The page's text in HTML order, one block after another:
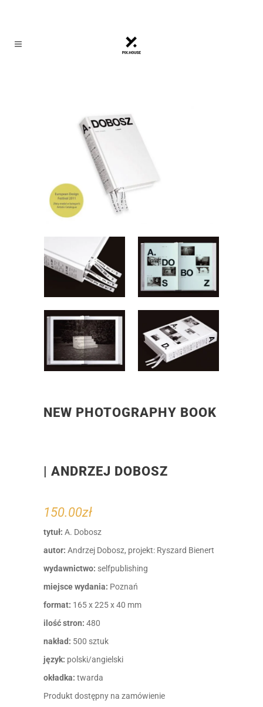
NEW PHOTOGRAPHY BOOK
| ANDRZEJ DOBOSZ
150.00zł
tytuł: A. Dobosz
autor: Andrzej Dobosz, projekt: Ryszard Bienert
wydawnictwo: selfpublishing
miejsce wydania: Poznań
format: 165 x 225 x 40 mm
ilość stron: 480
nakład: 500 sztuk
język: polski/angielski
okładka: twarda
Produkt dostępny na zamówienie